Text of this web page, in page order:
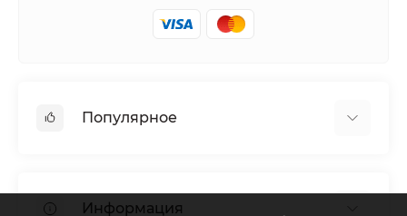
Популярное
Женские халаты
Информация